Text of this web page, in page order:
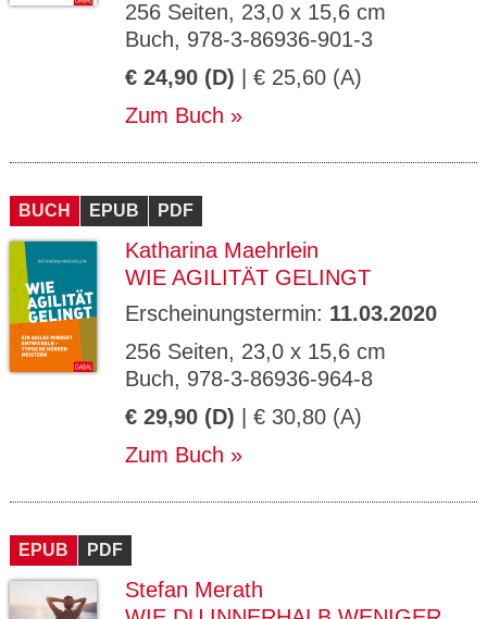
256 Seiten, 23,0 x 15,6 cm
Buch, 978-3-86936-901-3
€ 24,90 (D) | € 25,60 (A)
Zum Buch
BUCH EPUB PDF
Katharina Maehrlein
WIE AGILITÄT GELINGT
Erscheinungstermin: 11.03.2020
256 Seiten, 23,0 x 15,6 cm
Buch, 978-3-86936-964-8
€ 29,90 (D) | € 30,80 (A)
Zum Buch
EPUB PDF
Stefan Merath